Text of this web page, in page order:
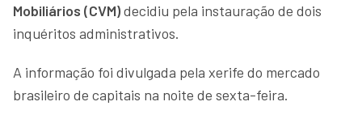
Mobiliários (CVM)decidiu pela instauração de dois
inquéritos administrativos.
A informação foi divulgada pela xerife do mercado
brasileiro de capitais na noite de sexta-feira.